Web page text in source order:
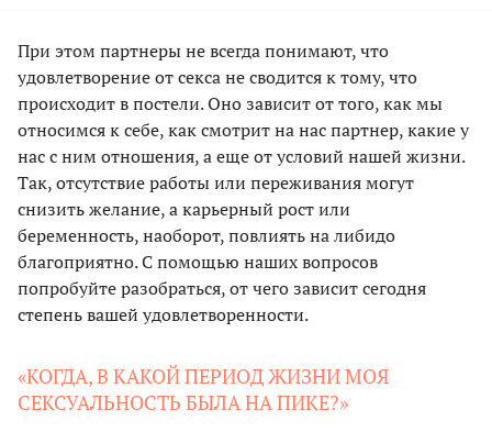
При этом партнеры не всегда понимают, что
удовлетворение от секса не сводится к тому, что
происходит в постели. Оно зависит от того, как мы
относимся к себе, как смотрит на нас партнер, какие у
нас с ним отношения, а еще от условий нашей жизни.
Так, отсутствие работы или переживания могут
снизить желание, а карьерный рост или
беременность, наоборот, повлиять на либидо
благоприятно. С помощью наших вопросов
попробуйте разобраться, от чего зависит сегодня
степень вашей удовлетворенности.
«КОГДА, В КАКОЙ ПЕРИОД ЖИЗНИ МОЯ
СЕКСУАЛЬНОСТЬ БЫЛА НА ПИКЕ?»